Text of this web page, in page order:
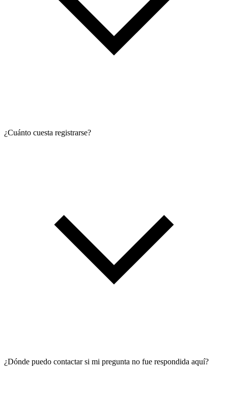
¿Cuánto cuesta registrarse?
¿Dónde puedo contactar si mi pregunta no fue respondida aquí?